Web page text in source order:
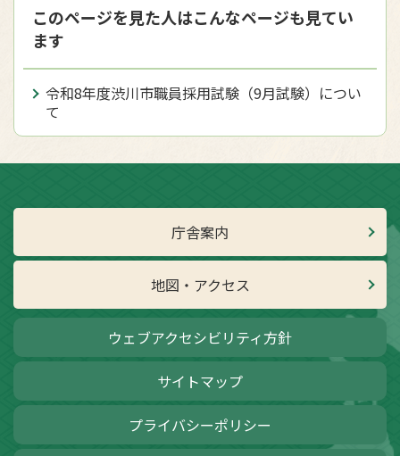
このページを見た人はこんなページも見てい
ます
令和8年度渋川市職員採用試験（9月試験）につい
て
庁舎案内
地図・アクセス
ウェブアクセシビリティ方針
サイトマップ
プライバシーポリシー